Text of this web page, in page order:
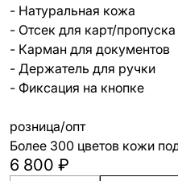
- Натуральная кожа
- Отсек для карт/пропуска
- Карман для документов
- Держатель для ручки
- Фиксация на кнопке
розница/опт
Более 300 цветов кожи
6 800 ₽